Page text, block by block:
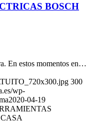
BOSCH
En estos momentos en…
300
wp-
2020-04-19